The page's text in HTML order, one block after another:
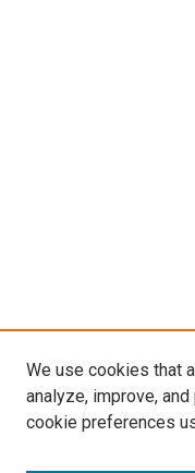
We use cookies that
analyze, improve,
cookie preferences